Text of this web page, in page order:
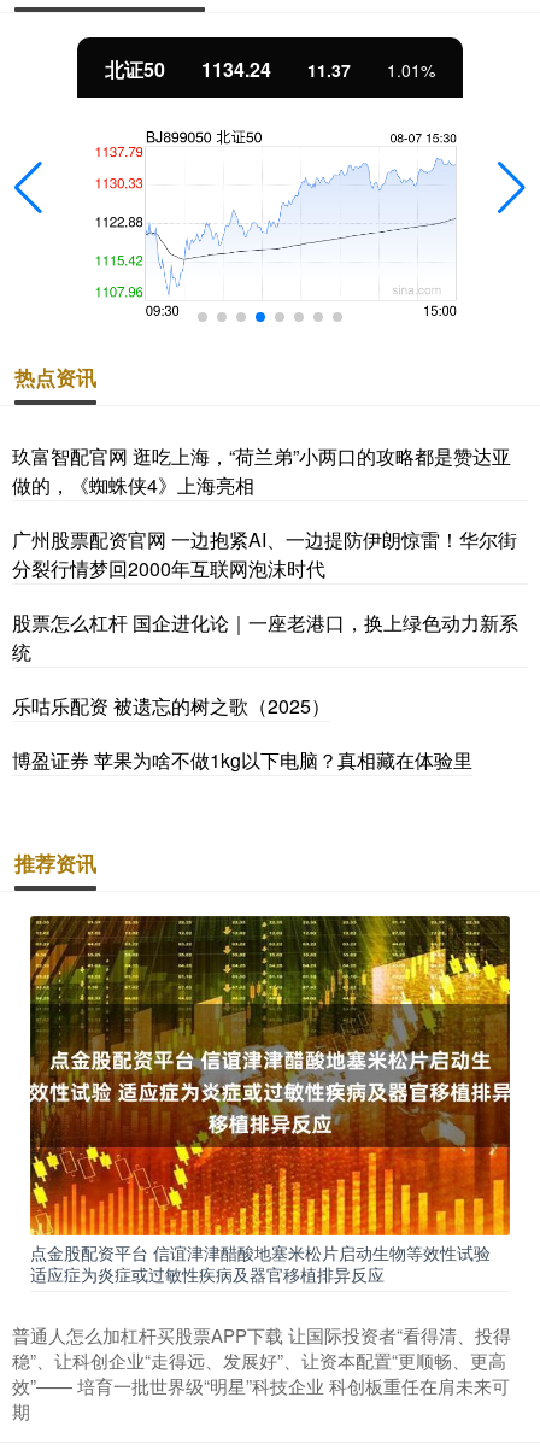
北证50 1134.24 11.37 1.01%
热点资讯
玖富智配官网 逛吃上海，“荷兰弟”小两口的攻略都是赞达亚
做的，《蜘蛛侠4》上海亮相
广州股票配资官网 一边抱紧AI、一边提防伊朗惊雷！华尔街
分裂行情梦回2000年互联网泡沫时代
股票怎么杠杆 国企进化论｜一座老港口，换上绿色动力新系
统
乐咕乐配资 被遗忘的树之歌（2025）
博盈证券 苹果为啥不做1kg以下电脑？真相藏在体验里
推荐资讯
点金股配资平台 信谊津津醋酸地塞米松片启动生物等效性试验
适应症为炎症或过敏性疾病及器官移植排异反应
普通人怎么加杠杆买股票APP下载 让国际投资者“看得清、投得
稳”、让科创企业“走得远、发展好”、让资本配置“更顺畅、更高
效”—— 培育一批世界级“明星”科技企业 科创板重任在肩未来可
期